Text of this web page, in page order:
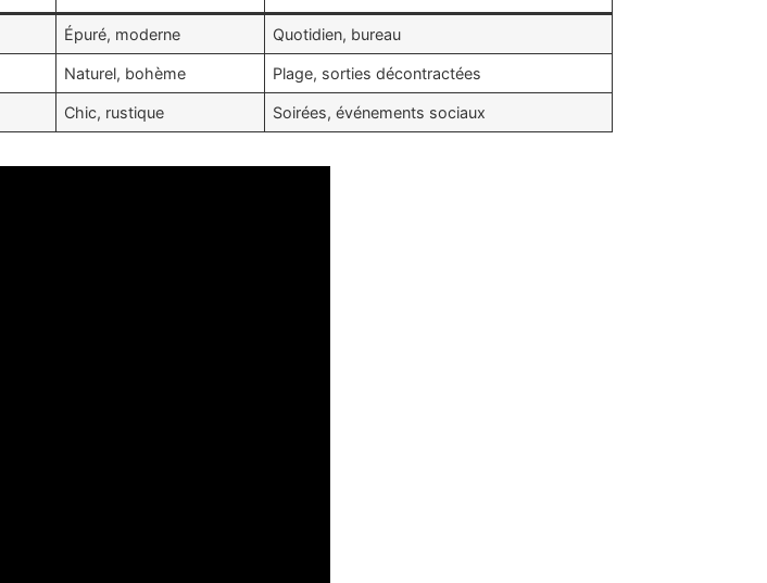
Épuré, moderne Quotidien, bureau
Naturel, bohème Plage, sorties décontractées
Chic, rustique Soirées, événements sociaux